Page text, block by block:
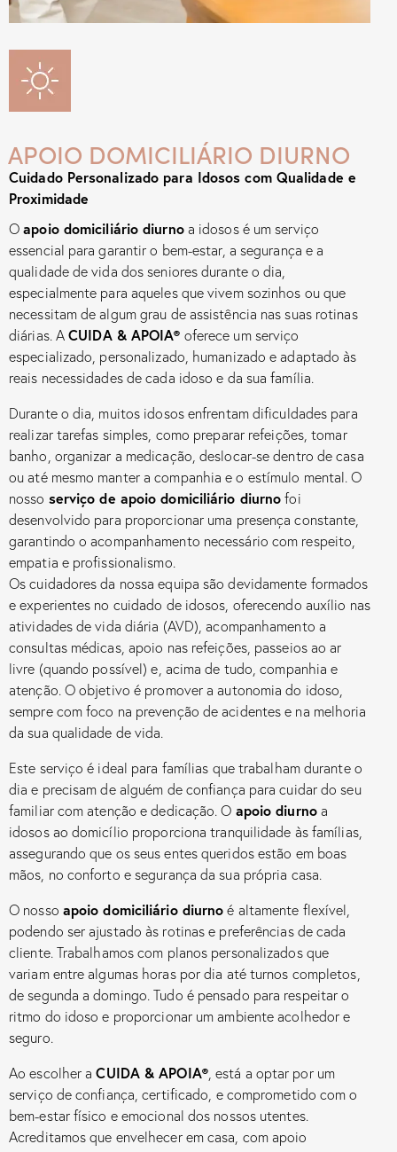
APOIO DOMICILIÁRIO DIURNO
Cuidado Personalizado para Idosos com Qualidade e
Proximidade
Oapoio domiciliário diurnoa idosos é um serviço
essencial para garantir o bem-estar, a segurança e a
qualidade de vida dos seniores durante o dia,
especialmente para aqueles que vivem sozinhos ou que
necessitam de algum grau de assistência nas suas rotinas
diárias. ACUIDA & APOIA® oferece um serviço
especializado, personalizado, humanizado e adaptado às
reais necessidades de cada idoso e da sua família.
Durante o dia, muitos idosos enfrentam dificuldades para
realizar tarefas simples, como preparar refeições, tomar
banho, organizar a medicação, deslocar-se dentro de casa
ou até mesmo manter a companhia e o estímulo mental. O
nosso serviço de apoio domiciliário diurno foi
desenvolvido para proporcionar uma presença constante,
garantindo o acompanhamento necessário com respeito,
empatia e profissionalismo.
Os cuidadores da nossa equipa são devidamente formados
e experientes no cuidado de idosos, oferecendo auxílio nas
atividades de vida diária (AVD), acompanhamento a
consultas médicas, apoio nas refeições, passeios ao ar
livre (quando possível) e, acima de tudo, companhia e
atenção. O objetivo é promover a autonomia do idoso,
sempre com foco na prevenção de acidentes e na melhoria
da sua qualidade de vida.
Este serviço é ideal para famílias que trabalham durante o
dia e precisam de alguém de confiança para cuidar do seu
familiar com atenção e dedicação. O apoio diurnoa
idosos ao domicílio proporciona tranquilidade às famílias,
assegurando que os seus entes queridos estão em boas
mãos, no conforto e segurança da sua própria casa.
O nosso apoio domiciliário diurno é altamente flexível,
podendo ser ajustado às rotinas e preferências de cada
cliente. Trabalhamos com planos personalizados que
variam entre algumas horas por dia até turnos completos,
de segunda a domingo. Tudo é pensado para respeitar o
ritmo do idoso e proporcionar um ambiente acolhedor e
seguro.
Ao escolher aCUIDA & APOIA®, está a optar por um
serviço de confiança, certificado, e comprometido com o
bem-estar físico e emocional dos nossos utentes.
Acreditamos que envelhecer em casa, com apoio